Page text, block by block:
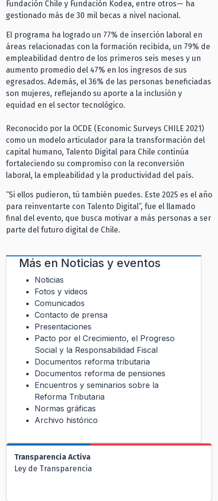
Fundación Chile y Fundación Kodea, entre otros— ha
gestionado más de 30 mil becas a nivel nacional.
El programa ha logrado un 77% de inserción laboral en
áreas relacionadas con la formación recibida, un 79% de
empleabilidad dentro de los primeros seis meses y un
aumento promedio del 47% en los ingresos de sus
egresados. Además, el 36% de las personas beneficiadas
son mujeres, reflejando su aporte a la inclusión y
equidad en el sector tecnológico.
Reconocido por la OCDE (Economic Surveys CHILE 2021)
como un modelo articulador para la transformación del
capital humano, Talento Digital para Chile continúa
fortaleciendo su compromiso con la reconversión
laboral, la empleabilidad y la productividad del país.
“Si ellos pudieron, tú también puedes. Este 2025 es el año
para reinventarte con Talento Digital”, fue el llamado
final del evento, que busca motivar a más personas a ser
parte del futuro digital de Chile.
Más en Noticias y eventos
Noticias
Fotos y videos
Comunicados
Contacto de prensa
Presentaciones
Pacto por el Crecimiento, el Progreso
Social y la Responsabilidad Fiscal
Documentos reforma tributaria
Documentos reforma de pensiones
Encuentros y seminarios sobre la
Reforma Tributaria
Normas gráficas
Archivo histórico
Transparencia Activa
Ley de Transparencia